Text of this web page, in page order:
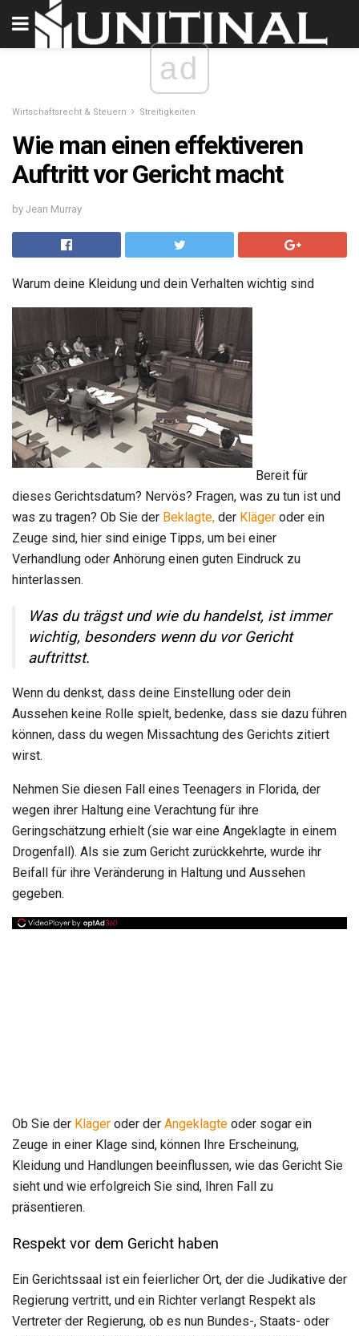
ad
Wirtschaftsrecht & Steuern Streitigkeiten
Wie man einen effektiveren
Auftritt vor Gericht macht
by Jean Murray
Warum deine Kleidung und dein Verhalten wichtig sind
Bereit für
dieses Gerichtsdatum? Nervös? Fragen, was zu tun ist und
was zu tragen? Ob Sie der Beklagte, der Kläger oder ein
Zeuge sind, hier sind einige Tipps, um bei einer
Verhandlung oder Anhörung einen guten Eindruck zu
hinterlassen.
Was du trägst und wie du handelst, ist immer
wichtig, besonders wenn du vor Gericht
auftrittst.
Wenn du denkst, dass deine Einstellung oder dein
Aussehen keine Rolle spielt, bedenke, dass sie dazu führen
können, dass du wegen Missachtung des Gerichts zitiert
wirst.
Nehmen Sie diesen Fall eines Teenagers in Florida, der
wegen ihrer Haltung eine Verachtung für ihre
Geringschätzung erhielt (sie war eine Angeklagte in einem
Drogenfall). Als sie zum Gericht zurückkehrte, wurde ihr
Beifall für ihre Veränderung in Haltung und Aussehen
gegeben.
Ob Sie der Kläger oder der Angeklagte oder sogar ein
Zeuge in einer Klage sind, können Ihre Erscheinung,
Kleidung und Handlungen beeinflussen, wie das Gericht Sie
sieht und wie erfolgreich Sie sind, Ihren Fall zu
präsentieren.
Respekt vor dem Gericht haben
Ein Gerichtssaal ist ein feierlicher Ort, der die Judikative der
Regierung vertritt, und ein Richter verlangt Respekt als
Vertreter der Regierung, ob es nun Bundes-, Staats- oder